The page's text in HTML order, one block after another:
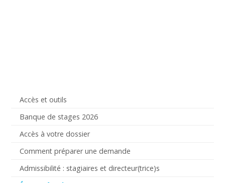
Accès et outils
Banque de stages 2026
Accès à votre dossier
Comment préparer une demande
Admissibilité : stagiaires et directeur(trice)s